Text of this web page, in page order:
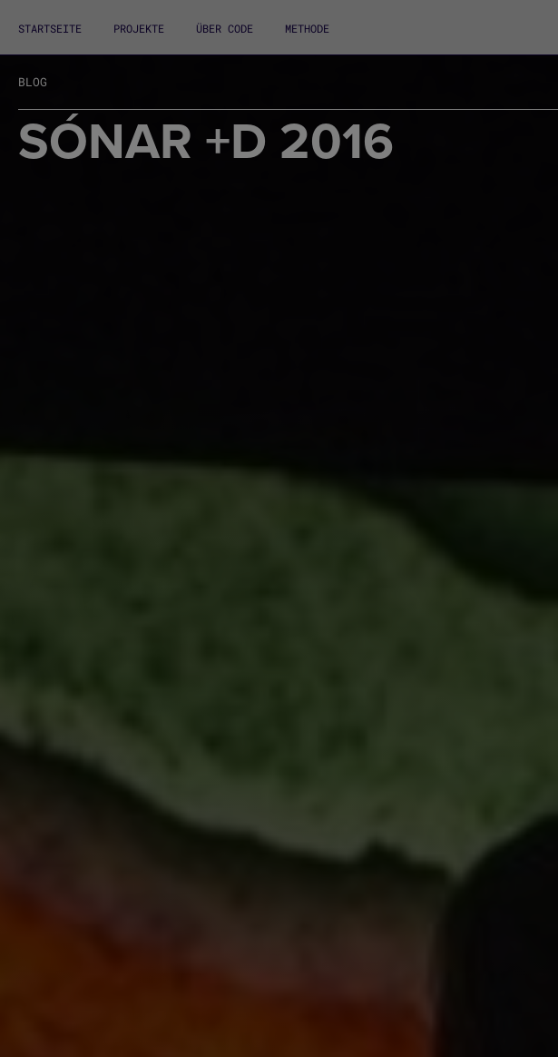
STARTSEITE PROJEKTE ÜBER CODE METHODE
BLOG
SÓNAR +D 2016